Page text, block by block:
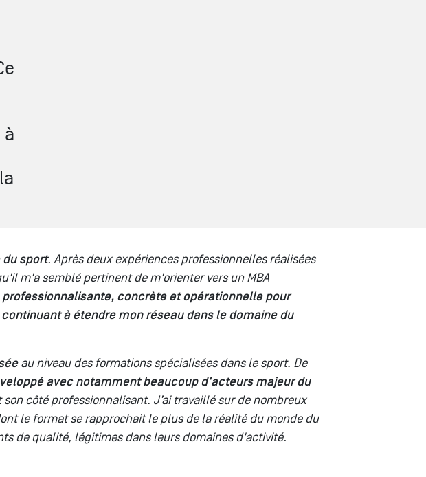
à
sport. Après deux expériences professionnelles réalisées
m'a semblé pertinent de m'orienter vers un MBA
concrète et opérationnelle pour
à étendre mon réseau dans le domaine du
au niveau des formations spécialisées dans le sport. De
avec notamment beaucoup d'acteurs majeur du
côté professionnalisant. J’ai travaillé sur de nombreux
le format se rapprochait le plus de la réalité du monde du
de qualité, légitimes dans leurs domaines d'activité.